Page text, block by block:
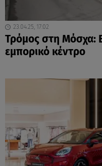
23.04.25, 17:02
Τρόμος στη Μόσχα:
εμπορικό κέντρο